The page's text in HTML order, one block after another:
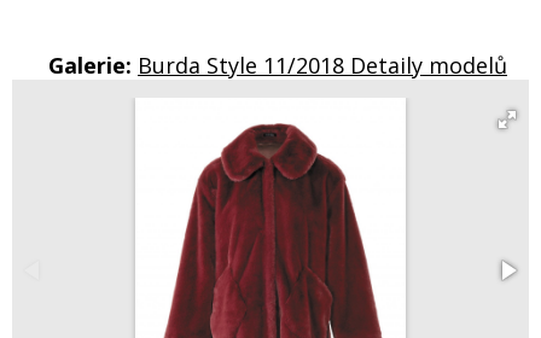
Galerie: Burda Style 11/2018 Detaily modelů